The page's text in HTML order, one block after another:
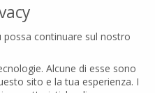
continuare sul nostro
Alcune di esse sono
sito e la tua esperienza. I